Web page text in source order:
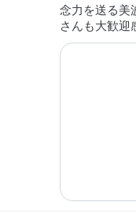
念力を送る美
さんも大歓迎